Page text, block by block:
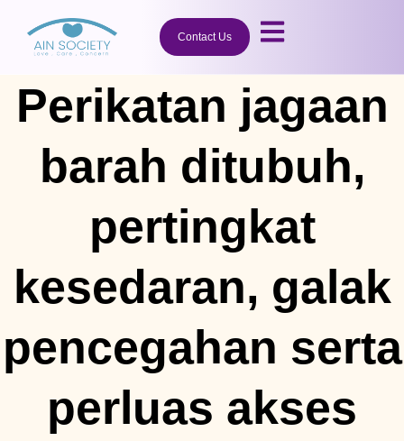
Contact Us
Perikatan jagaan
barah ditubuh,
pertingkat
kesedaran, galak
pencegahan serta
perluas akses